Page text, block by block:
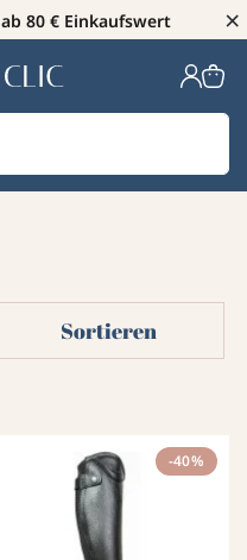
80 € Einkaufswert ×
Sortieren
-40%